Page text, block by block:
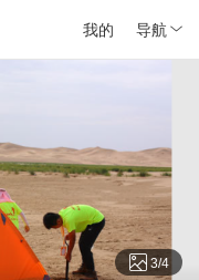
我的 导航
3/4